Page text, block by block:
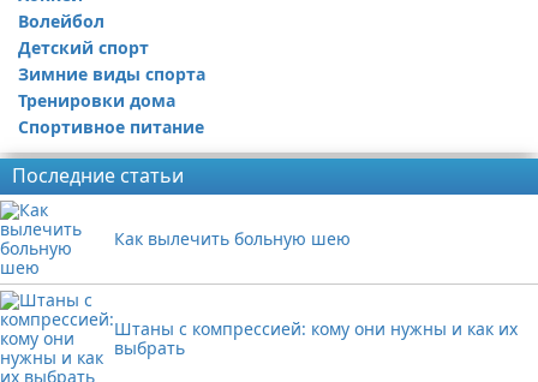
Волейбол
Детский спорт
Зимние виды спорта
Тренировки дома
Спортивное питание
Последние статьи
Как вылечить больную шею
Штаны с компрессией: кому они нужны и как их
выбрать